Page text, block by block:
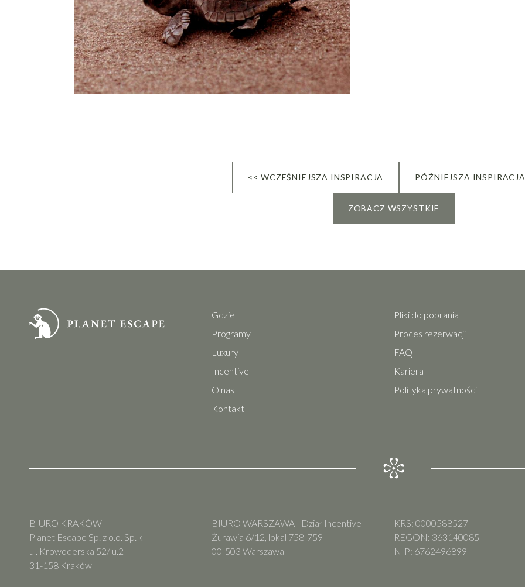
<< WCZEŚNIEJSZA INSPIRACJA PÓŹNIEJSZA
ZOBACZ WSZYSTKIE
Gdzie
Programy
Luxury
Incentive
O nas
Kontakt
Pliki do pobrania
Proces rezerwacji
FAQ
Kariera
Polityka prywatności
BIURO KRAKÓW
Planet Escape Sp. z o.o. Sp. k
ul. Krowoderska 52/lu.2
31-158 Kraków
BIURO WARSZAWA - Dział Incentive
Żurawia 6/12, lokal 758-759
00-503 Warszawa
KRS: 0000588527
REGON: 363140085
NIP: 6762496899